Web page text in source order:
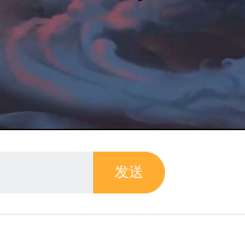
发送